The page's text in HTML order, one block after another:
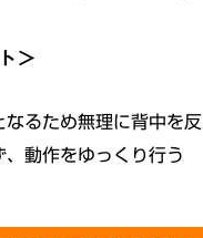
＞
なるため無理に背中を
、動作をゆっくり行う